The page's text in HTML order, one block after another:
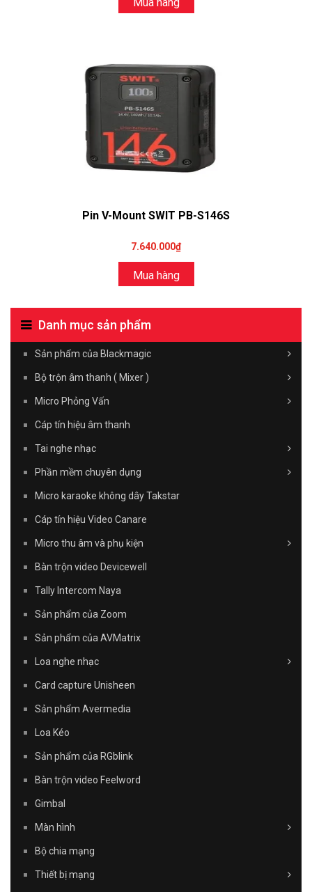
Pin V-Mount SWIT PB-S146S
7.640.000₫
Mua hàng
Danh mục sản phẩm
Sản phẩm của Blackmagic
Bộ trộn âm thanh ( Mixer )
Micro Phỏng Vấn
Cáp tín hiệu âm thanh
Tai nghe nhạc
Phần mềm chuyên dụng
Micro karaoke không dây Takstar
Cáp tín hiệu Video Canare
Micro thu âm và phụ kiện
Bàn trộn video Devicewell
Tally Intercom Naya
Sản phẩm của Zoom
Sản phẩm của AVMatrix
Loa nghe nhạc
Card capture Unisheen
Sản phẩm Avermedia
Loa Kéo
Sản phẩm của RGblink
Bàn trộn video Feelword
Gimbal
Màn hình
Bộ chia mạng
Thiết bị mạng